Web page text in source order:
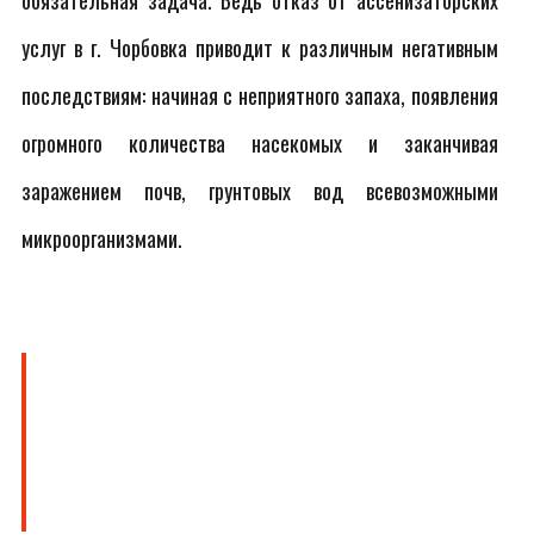
услуг в г. Чорбовка приводит к различным негативным
последствиям: начиная с неприятного запаха, появления
огромного количества насекомых и заканчивая
заражением почв, грунтовых вод всевозможными
микроорганизмами.